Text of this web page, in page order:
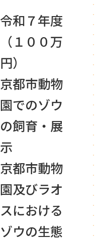
令和７年度
（１００万
円）
京都市動物
園でのゾウ
の飼育・展
示
京都市動物
園及びラオ
スにおける
ゾウの生態